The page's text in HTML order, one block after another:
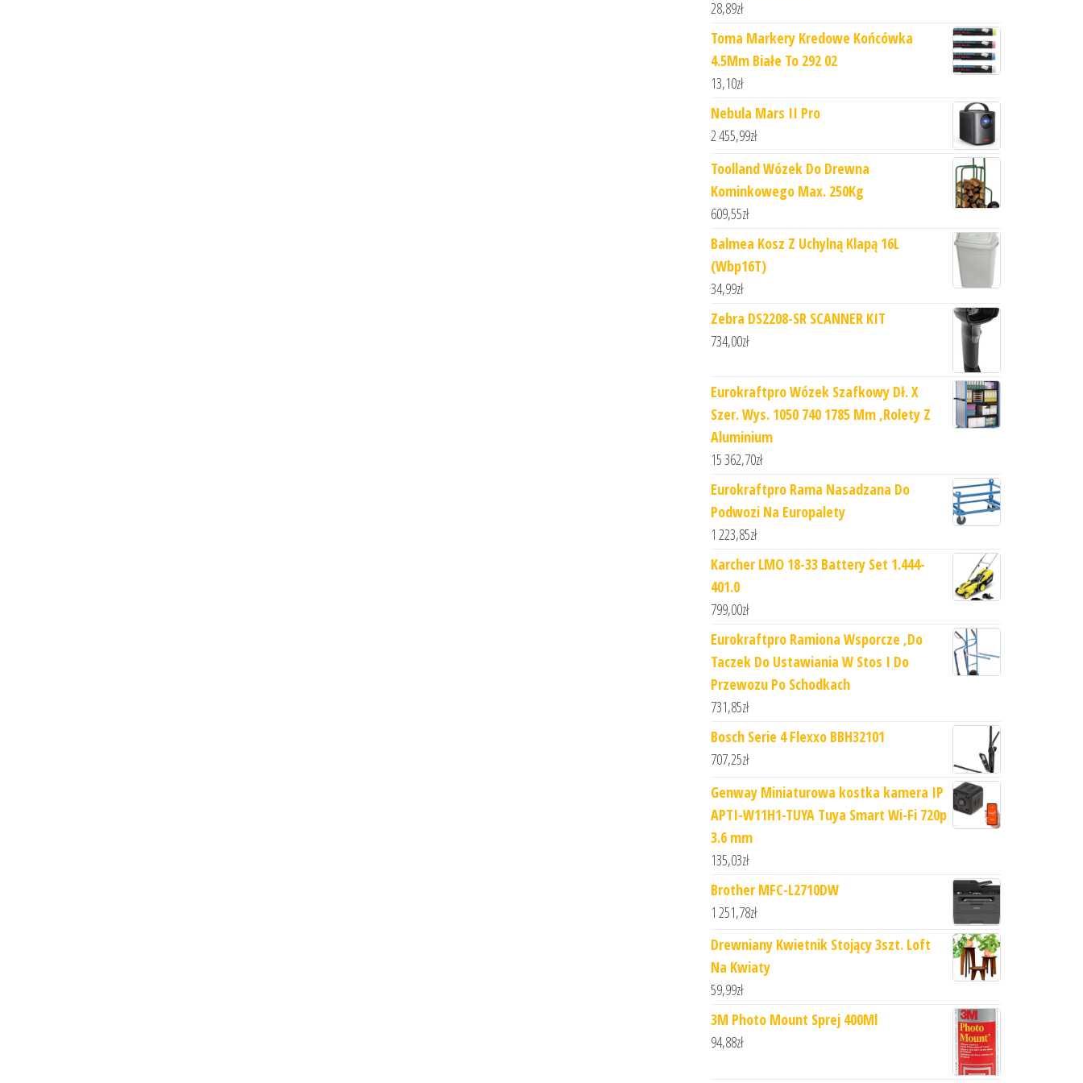
28,89zł
Toma Markery Kredowe Końcówka
4.5Mm Białe To 292 02
13,10zł
Nebula Mars II Pro
2 455,99zł
Toolland Wózek Do Drewna
Kominkowego Max. 250Kg
609,55zł
Balmea Kosz Z Uchylną Klapą 16L
(Wbp16T)
34,99zł
Zebra DS2208-SR SCANNER KIT
734,00zł
Eurokraftpro Wózek Szafkowy Dł. X
Szer. Wys. 1050 740 1785 Mm ,Rolety Z
Aluminium
15 362,70zł
Eurokraftpro Rama Nasadzana Do
Podwozi Na Europalety
1 223,85zł
Karcher LMO 18-33 Battery Set 1.444-
401.0
799,00zł
Eurokraftpro Ramiona Wsporcze ,Do
Taczek Do Ustawiania W Stos I Do
Przewozu Po Schodkach
731,85zł
Bosch Serie 4 Flexxo BBH32101
707,25zł
Genway Miniaturowa kostka kamera IP
APTI-W11H1-TUYA Tuya Smart Wi-Fi 720p
3.6 mm
135,03zł
Brother MFC-L2710DW
1 251,78zł
Drewniany Kwietnik Stojący 3szt. Loft
Na Kwiaty
59,99zł
3M Photo Mount Sprej 400Ml
94,88zł